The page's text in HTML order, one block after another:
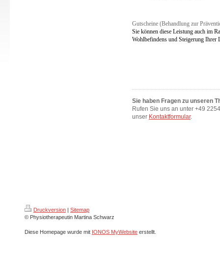
Gutscheine (Behandlung zur
Sie können diese Leistung auch im
Wohlbefindens und Steigerung Ihrer
Sie haben Fragen zu unseren
Rufen Sie uns an unter +49
unser Kontaktformular.
Druckversion | Sitemap
© Physiotherapeutin Martina Schwarz
Diese Homepage wurde mit IONOS MyWebsite erstellt.